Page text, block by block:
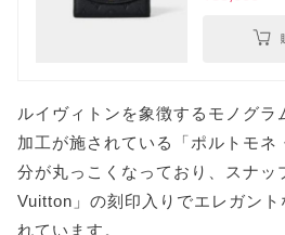
ルイヴィトンを象徴するモノグラ
加工が施されている「ポルトモネ
分が丸っこくなっており、スナッ
Vuitton」の刻印入りでエレガン
れています。